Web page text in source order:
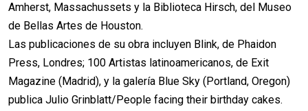
Amherst, Massachussets y la Biblioteca Hirsch, del Museo
de Bellas Artes de Houston.
Las publicaciones de su obra incluyen Blink, de Phaidon
Press, Londres; 100 Artistas latinoamericanos, de Exit
Magazine (Madrid), y la galería Blue Sky (Portland, Oregon)
publica Julio Grinblatt/People facing their birthday cakes.